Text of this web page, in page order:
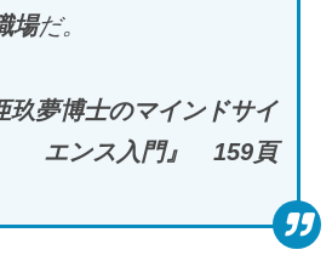
場だ。
玖夢博士のマインドサイ
エンス入門』 159頁